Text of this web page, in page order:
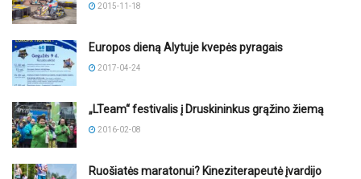
2015-11-18
Europos dieną Alytuje kvepės pyragais
2017-04-24
„LTeam“ festivalis į Druskininkus grąžino žiemą
2016-02-08
Ruošiatės maratonui? Kineziterapeutė įvardijo